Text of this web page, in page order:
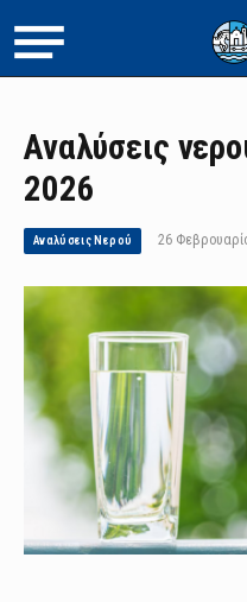
Αναλύσεις
2026
Αναλύσεις Νερού 26